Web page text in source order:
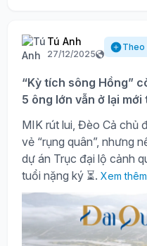
Tú Anh
27/12/2025
Theo
“Kỳ tích sông Hồng”
5 ông lớn vẫn ở lại
MIK rút lui, Đèo Cả chủ
vẻ “rụng quân”, nhưng
dự án Trục đại lộ cảnh
tuổi nặng ký ⏳. Xem thêm